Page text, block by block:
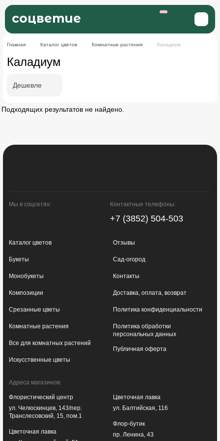
соцветие
Главная Каталог цветов Комнатные растения Каладиум
Каладиум
Дешевле
Подходящих результатов не найдено.
Каталог цветов
Букеты
Монобукеты
Композиции
Срезанные цветы
Комнатные растения
Все для комнатных растений
Искусственные цветы
Отзывы
Сад-огород
Контакты
Доставка, оплата, возврат
Политика конфиденциальности
Политика обработки
персональных данных
Публичная оферта
Адреса магазинов:
Флористический центр
ул. Челюскинцев, 143/пер.
Транслесовский, 15, пом.1
Цветочная лавка
Цветочная лавка
ул. Балтийская, 116
Флор-бутик
пр. Ленина, 43
Мы в соцсетях: Контактные телефоны:
+7 (3852) 504-503